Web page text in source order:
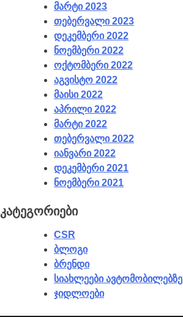
მარტი 2023
თებერვალი 2023
დეკემბერი 2022
ნოემბერი 2022
ოქტომბერი 2022
აგვისტო 2022
მაისი 2022
აპრილი 2022
მარტი 2022
თებერვალი 2022
იანვარი 2022
დეკემბერი 2021
ნოემბერი 2021
კატეგორიები
CSR
ბლოგი
ბრენდი
სიახლეები ავტომობილებზე
ჯიდლოები